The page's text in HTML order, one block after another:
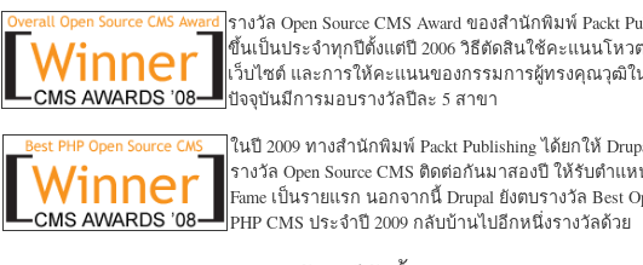
รางวัล Open Source CMS Award ของสำนักพิมพ์ Packt
ขึ้นเป็นประจำทุกปีตั้งแต่ปี 2006 วิธีตัดสินใช้คะแนนโหว
เว็บไซต์ และการให้คะแนนของกรรมการผู้ทรงคุณวุฒิใ
ปัจจุบันมีการมอบรางวัลปีละ 5 สาขา
ในปี 2009 ทางสำนักพิมพ์ Packt Publishing ได้ยกให้
รางวัล Open Source CMS ติดต่อกันมาสองปี ให้รับตำแ
Fame เป็นรายแรก นอกจากนี้ Drupal ยังตบรางวัล Best
PHP CMS ประจำปี 2009 กลับบ้านไปอีกหนึ่งรางวัลด้วย